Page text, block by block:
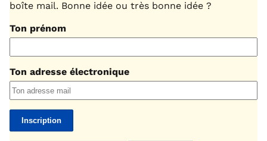
boîte mail. Bonne idée ou très bonne idée ?
Ton prénom
Ton adresse électronique